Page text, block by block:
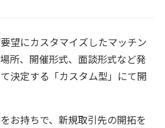
望にカスタマイズしたマッチン
所、開催形式、面談形式など発
決定する「カスタム型」にて開
お持ちで、新規取引先の開拓を